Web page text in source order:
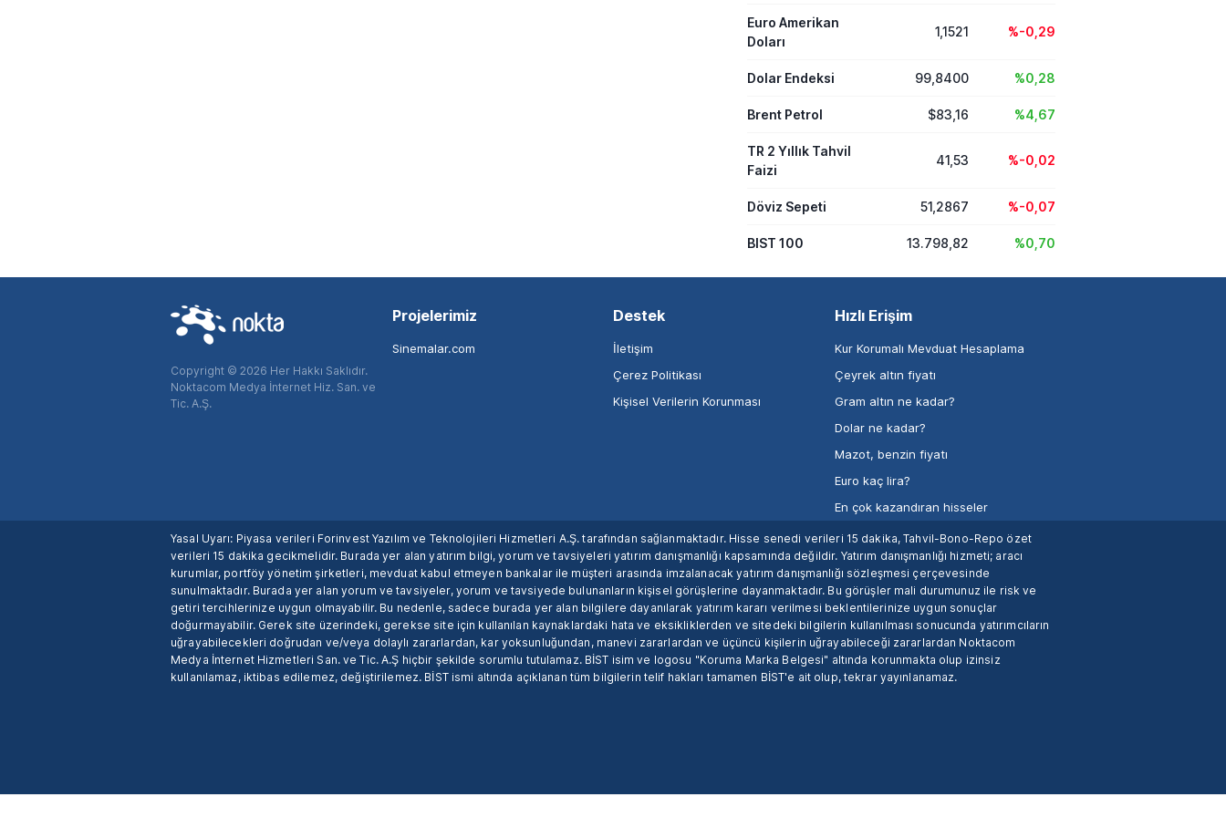
Euro Amerikan
Doları
1,1521 %-0,29
Dolar Endeksi 99,8400 %0,28
Brent Petrol $83,16 %4,67
TR 2 Yıllık Tahvil
Faizi
41,53 %-0,02
Döviz Sepeti 51,2867 %-0,07
BIST 100 13.798,82 %0,70
Copyright © 2026 Her Hakkı Saklıdır.
Noktacom Medya İnternet Hiz. San. ve
Tic. A.Ş.
Projelerimiz
Sinemalar.com
Destek
İletişim
Çerez Politikası
Kişisel Verilerin Korunması
Hızlı Erişim
Kur Korumalı Mevduat Hesaplama
Çeyrek altın fiyatı
Gram altın ne kadar?
Dolar ne kadar?
Mazot, benzin fiyatı
Euro kaç lira?
En çok kazandıran hisseler
Yasal Uyarı: Piyasa verileri Forinvest Yazılım ve Teknolojileri Hizmetleri A.Ş. tarafından sağlanmaktadır. Hisse senedi verileri 15 dakika, Tahvil-Bono-Repo özet
verileri 15 dakika gecikmelidir. Burada yer alan yatırım bilgi, yorum ve tavsiyeleri yatırım danışmanlığı kapsamında değildir. Yatırım danışmanlığı hizmeti; aracı
kurumlar, portföy yönetim şirketleri, mevduat kabul etmeyen bankalar ile müşteri arasında imzalanacak yatırım danışmanlığı sözleşmesi çerçevesinde
sunulmaktadır. Burada yer alan yorum ve tavsiyeler, yorum ve tavsiyede bulunanların kişisel görüşlerine dayanmaktadır. Bu görüşler mali durumunuz ile risk ve
getiri tercihlerinize uygun olmayabilir. Bu nedenle, sadece burada yer alan bilgilere dayanılarak yatırım kararı verilmesi beklentilerinize uygun sonuçlar
doğurmayabilir. Gerek site üzerindeki, gerekse site için kullanılan kaynaklardaki hata ve eksikliklerden ve sitedeki bilgilerin kullanılması sonucunda yatırımcıların
uğrayabilecekleri doğrudan ve/veya dolaylı zararlardan, kar yoksunluğundan, manevi zararlardan ve üçüncü kişilerin uğrayabileceği zararlardan Noktacom
Medya İnternet Hizmetleri San. ve Tic. A.Ş hiçbir şekilde sorumlu tutulamaz. BİST isim ve logosu "Koruma Marka Belgesi" altında korunmakta olup izinsiz
kullanılamaz, iktibas edilemez, değiştirilemez. BİST ismi altında açıklanan tüm bilgilerin telif hakları tamamen BİST'e ait olup, tekrar yayınlanamaz.